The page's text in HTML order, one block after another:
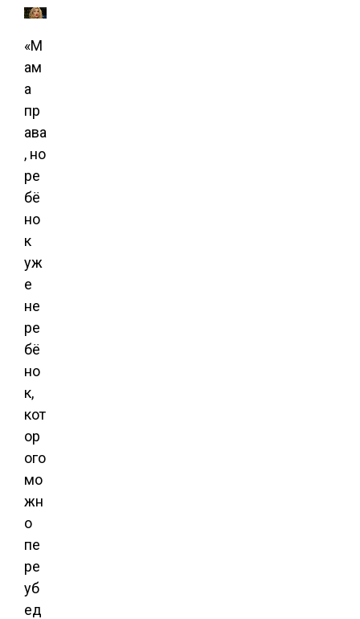
«М
ам
а
пр
ава
, но
ре
бё
но
к
уж
е
не
ре
бё
но
к,
кот
ор
ого
мо
жн
о
пе
ре
уб
ед